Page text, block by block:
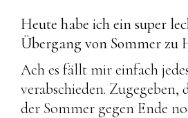
Heute habe ich ein super
Übergang von Sommer zu
Ach es fällt mir einfach
verabschieden.
der Sommer gegen Ende